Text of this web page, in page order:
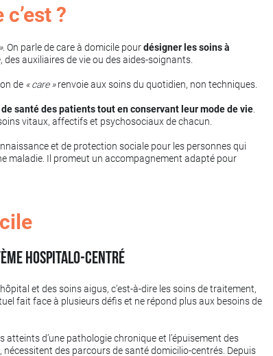
?
. On parle de care à domicile pourdésigner les soins à
auxiliaires de vie ou des aides-soignants.
de « care »renvoie aux soins du quotidien, non techniques.
santé des patients tout en conservant leur mode de vie
vitaux, affectifs et psychosociaux de chacun.
et de protection sociale pour les personnes qui
maladie. Il promeut un accompagnement adapté pour
hospitalo-centré
et des soins aigus, c’est-à-dire les soins de traitement,
fait face à plusieurs défis et ne répond plus aux besoins de
d’une pathologie chronique et l’épuisement des
des parcours de santé domicilio-centrés. Depuis